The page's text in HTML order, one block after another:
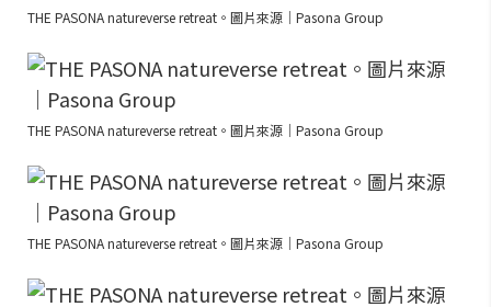
THE PASONA natureverse retreat。圖片來源｜Pasona Group
THE PASONA natureverse retreat。圖片來源｜Pasona Group
THE PASONA natureverse retreat。圖片來源｜Pasona Group